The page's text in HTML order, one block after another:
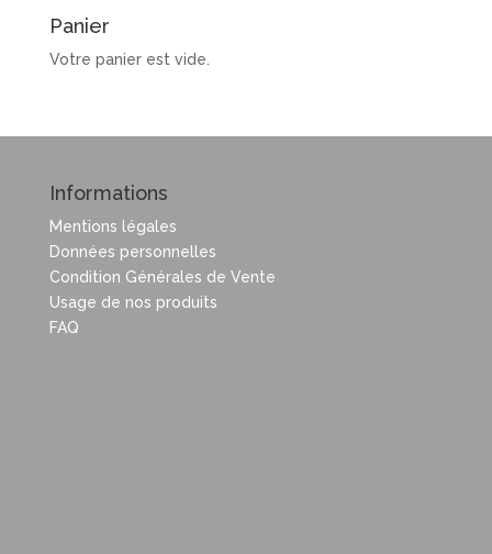
Panier
Votre panier est vide.
Informations
Mentions légales
Données personnelles
Condition Générales de Vente
Usage de nos produits
FAQ